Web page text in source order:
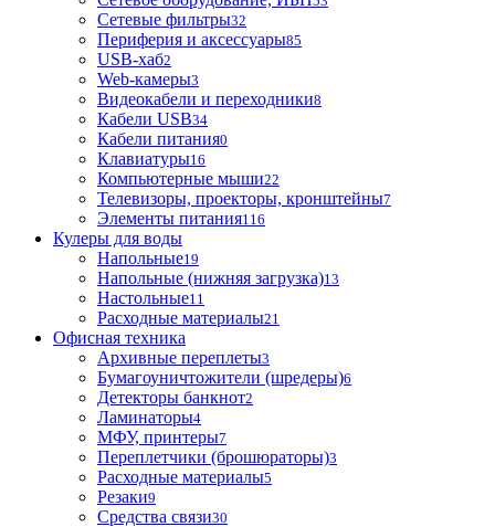
Сетевые фильтры32
Периферия и аксессуары85
USB-хаб2
Web-камеры3
Видеокабели и переходники8
Кабели USB34
Кабели питания0
Клавиатуры16
Компьютерные мыши22
Телевизоры, проекторы, кронштейны7
Элементы питания116
Кулеры для воды
Напольные19
Напольные (нижняя загрузка)13
Настольные11
Расходные материалы21
Офисная техника
Архивные переплеты3
Бумагоуничтожители (шредеры)6
Детекторы банкнот2
Ламинаторы4
МФУ, принтеры7
Переплетчики (брошюраторы)3
Расходные материалы5
Резаки9
Средства связи30